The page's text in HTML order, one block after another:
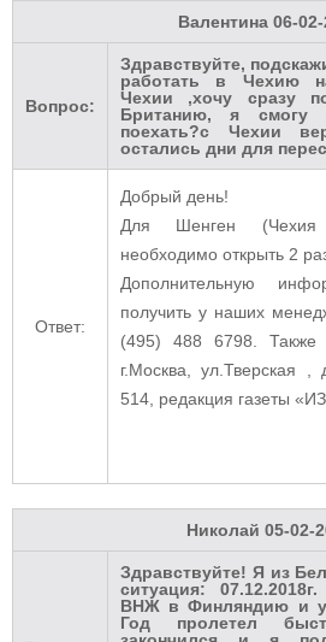
Валентина 06-
Вопрос:
Здравствуйте,
работать в Чехию
Чехии ,хочу сразу
Британию, я смогу
поехать?с Чехии
остались дни для
Ответ:
Добрый день!
Для Шенген (Чехия
необходимо открыть 2
Дополнительную
получить у наших
(495) 488 6798.
г.Москва, ул.Тверская
514, редакция газеты
Николай 05-02-
Здравствуйте! Я из
ситуация:
ВНЖ в Финляндию и
Год пролетел